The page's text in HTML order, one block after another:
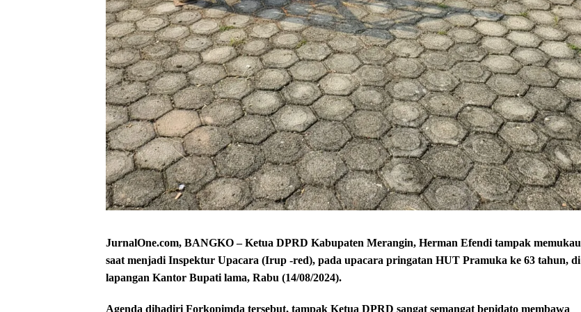
JurnalOne.com, BANGKO – Ketua DPRD Kabupaten Merangin, Herman Efendi tampak memukau
saat menjadi Inspektur Upacara (Irup -red), pada upacara pringatan HUT Pramuka ke 63 tahun, di
lapangan Kantor Bupati lama, Rabu (14/08/2024).
Agenda dihadiri Forkopimda tersebut, tampak Ketua DPRD sangat semangat bepidato membawa